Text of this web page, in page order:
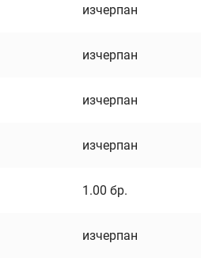
изчерпан
изчерпан
изчерпан
изчерпан
1.00 бр.
изчерпан